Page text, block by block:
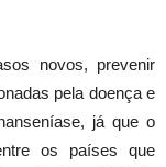
novos, prevenir
pela doença e
já que o
os países que